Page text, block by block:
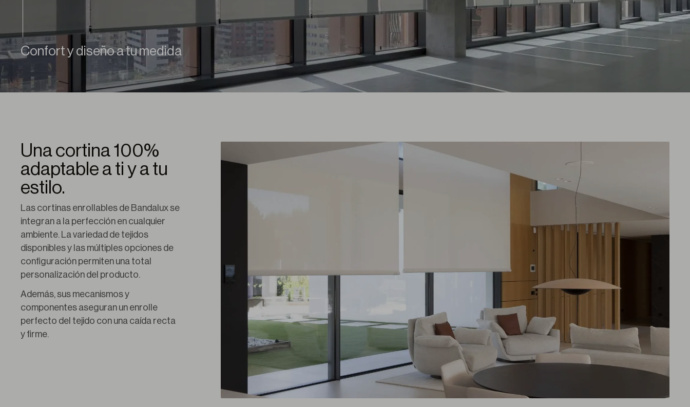
Confort y diseño a tu medida
Una cortina 100%
adaptable a ti y a tu
estilo.
Las cortinas enrollables de Bandalux se
integran a la perfección en cualquier
ambiente. La variedad de tejidos
disponibles y las múltiples opciones de
configuración permiten una total
personalización del producto.
Además, sus mecanismos y
componentes aseguran un enrolle
perfecto del tejido con una caída recta
y firme.